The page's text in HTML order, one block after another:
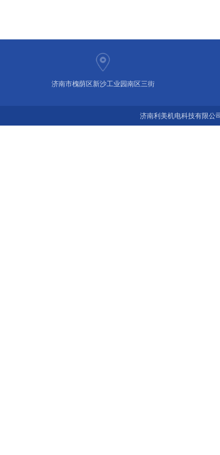
济南市槐荫区新沙工业园南区三街
济南利美机电科技有限